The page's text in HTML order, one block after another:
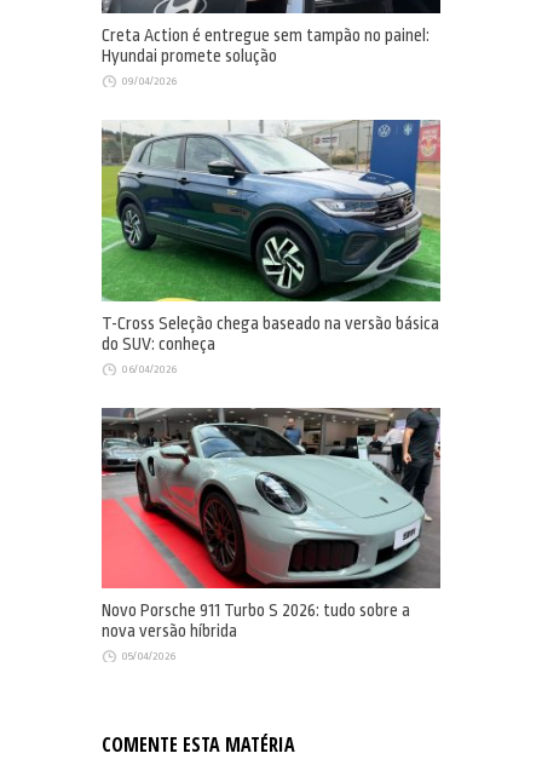
Creta Action é entregue sem tampão no painel:
Hyundai promete solução
09/04/2026
T-Cross Seleção chega baseado na versão básica
do SUV: conheça
06/04/2026
Novo Porsche 911 Turbo S 2026: tudo sobre a
nova versão híbrida
05/04/2026
COMENTE ESTA MATÉRIA